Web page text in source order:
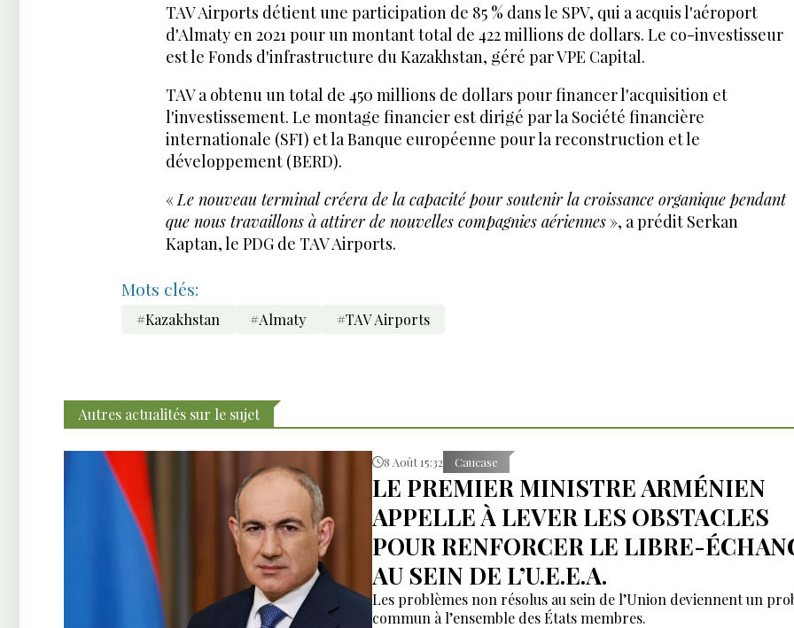
TAV Airports détient une participation de 85 % dans le SPV, qui a acquis l'aéroport
d'Almaty en 2021 pour un montant total de 422 millions de dollars. Le co-investisseur
est le Fonds d'infrastructure du Kazakhstan, géré par VPE Capital.
TAV a obtenu un total de 450 millions de dollars pour financer l'acquisition et
l'investissement. Le montage financier est dirigé par la Société financière
internationale (SFI) et la Banque européenne pour la reconstruction et le
développement (BERD).
« Le nouveau terminal créera de la capacité pour soutenir la croissance organique pendant
que nous travaillons à attirer de nouvelles compagnies aériennes », a prédit Serkan
Kaptan, le PDG de TAV Airports.
Mots clés:
#Kazakhstan #Almaty #TAV Airports
Autres actualités sur le sujet
8 Août 15:32 Caucase
LE PREMIER MINISTRE ARMÉNIEN
APPELLE À LEVER LES OBSTACLES
POUR RENFORCER LE LIBRE-
AU SEIN DE L’U.E.E.A.
Les problèmes non résolus au sein de l’Union deviennent un
commun à l’ensemble des États membres.